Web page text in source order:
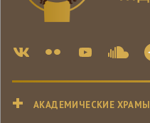
АКАДЕМИЧЕСКИЕ ХРАМЫ